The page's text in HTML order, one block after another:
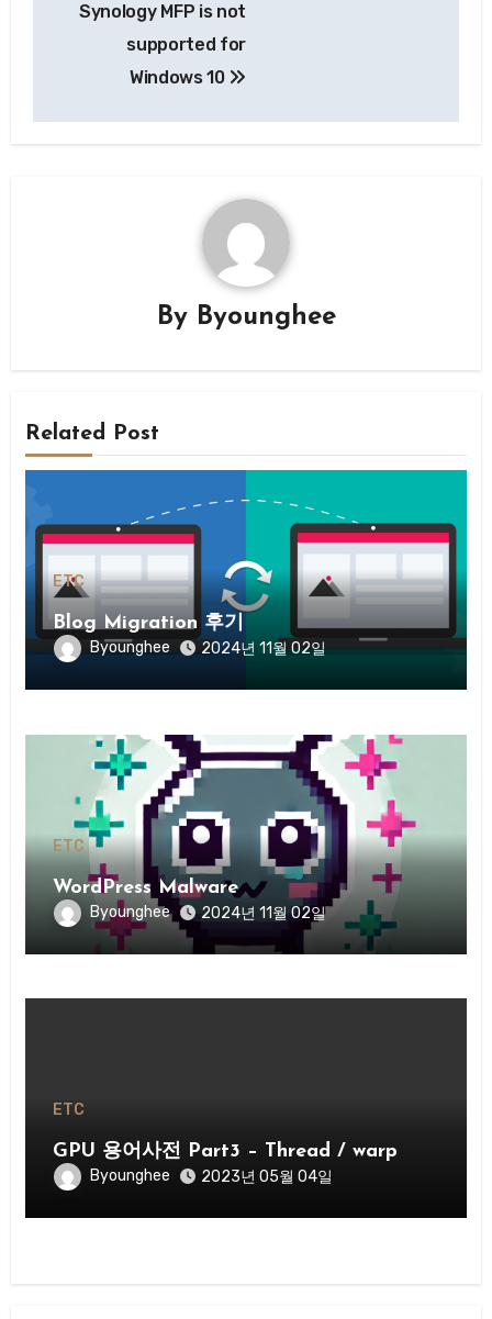
Synology MFP is not
supported for
Windows 10
By Byounghee
Related Post
ETC
Blog Migration 후기
Byounghee 2024년 11월 02일
ETC
WordPress Malware
Byounghee 2024년 11월 02일
ETC
GPU 용어사전 Part3 – Thread / warp
Byounghee 2023년 05월 04일